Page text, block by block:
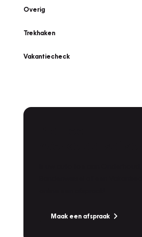
Overig
Trekhaken
Vakantiecheck
Maak een afspraak